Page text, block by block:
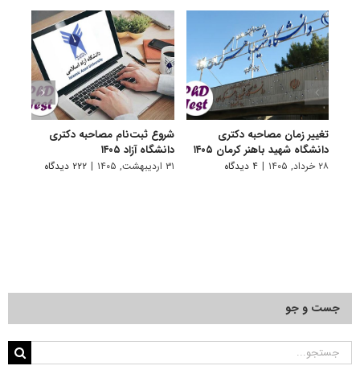
تغییر زمان مصاحبه دکتری
دانشگاه شهید باهنر کرمان ۱۴۰۵
۲۸ خرداد, ۱۴۰۵ | ۴ دیدگاه
شروع ثبت‌نام مصاحبه دکتری
دانشگاه آزاد ۱۴۰۵
۳۱ اردیبهشت, ۱۴۰۵ | ۲۲۲ دیدگاه
جست و جو
جستجو